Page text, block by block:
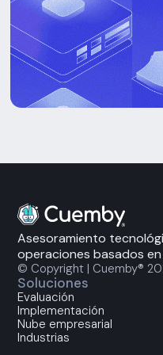
Asesoramiento
operaciones basados en
© Copyright | Cuemby®
Soluciones
Evaluación
Implementación
Nube empresarial
Industrias